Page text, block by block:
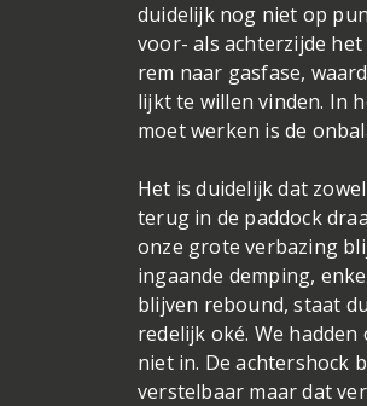
duidelijk nog niet op
voor- als achterzijde
rem naar gasfase,
lijkt te willen vinden. In
moet werken is de
Het is duidelijk dat
terug in de paddock
onze grote verbazing
ingaande demping,
blijven rebound, staat
redelijk oké. We
niet in. De achtershock
verstelbaar maar dat